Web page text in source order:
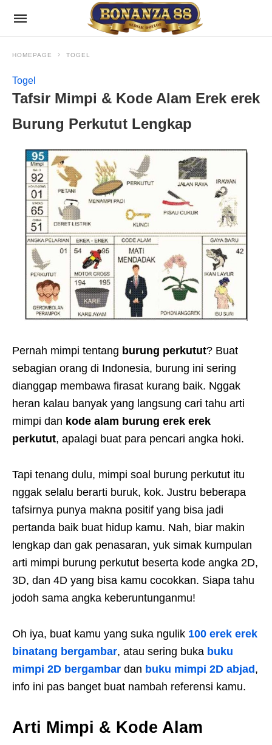
HOMEPAGE TOGEL
Togel
Tafsir Mimpi & Kode Alam Erek erek
Burung Perkutut Lengkap
Pernah mimpi tentang burung perkutut? Buat
sebagian orang di Indonesia, burung ini sering
dianggap membawa firasat kurang baik. Nggak
heran kalau banyak yang langsung cari tahu arti
mimpi dan kode alam burung erek erek
perkutut, apalagi buat para pencari angka hoki.
Tapi tenang dulu, mimpi soal burung perkutut itu
nggak selalu berarti buruk, kok. Justru beberapa
tafsirnya punya makna positif yang bisa jadi
pertanda baik buat hidup kamu. Nah, biar makin
lengkap dan gak penasaran, yuk simak kumpulan
arti mimpi burung perkutut beserta kode angka 2D,
3D, dan 4D yang bisa kamu cocokkan. Siapa tahu
jodoh sama angka keberuntunganmu!
Oh iya, buat kamu yang suka ngulik 100 erek erek
binatang bergambar, atau sering buka buku
mimpi 2D bergambar dan buku mimpi 2D abjad ,
info ini pas banget buat nambah referensi kamu.
Arti Mimpi & Kode Alam